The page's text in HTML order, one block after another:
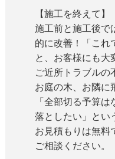
【施工を終えて】
施工前と施工後で
的に改善！「これ
と、お客様にも大
ご近所トラブルの
お庭の木、お隣に
「全部切る予算
落としたい」とい
お見積もりは無料
ご相談ください。